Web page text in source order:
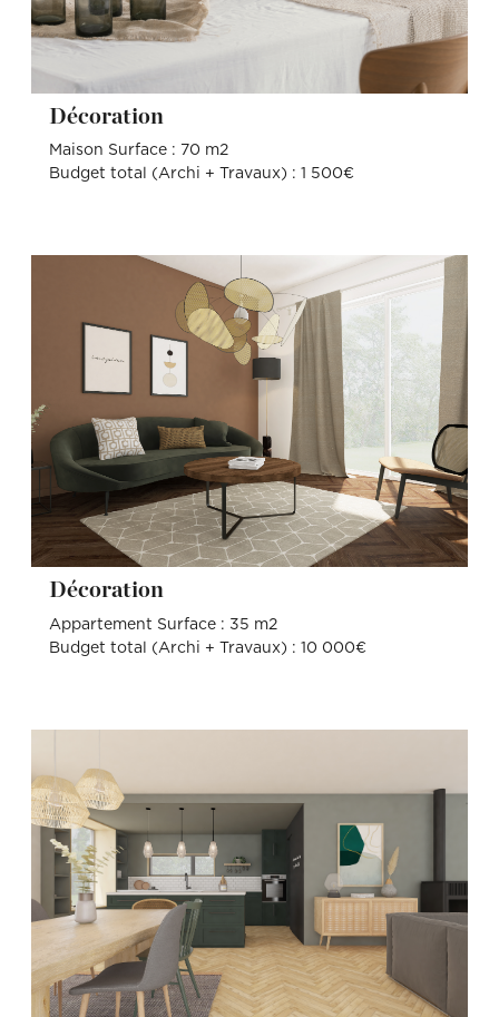
Décoration
Maison Surface : 70 m2
Budget total (Archi + Travaux) : 1 500€
Décoration
Appartement Surface : 35 m2
Budget total (Archi + Travaux) : 10 000€